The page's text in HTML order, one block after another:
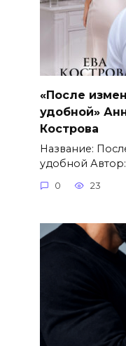
«После
удобной»
Кострова
Название:
удобной
0 23